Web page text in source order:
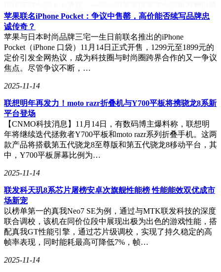
引更多员工。蓝思科技在其官方招聘平台上发布的信息显示，
浏阳园区和榔梨园区的生产一线员工推荐奖励高达每人6000
元。
值得注意的是，今年的市场环境为iPhone 17的定价和销售带来
了不确定性。全球需求放缓以及多变的关税政策等因素，都为
代iPhone将如何交出它的成绩单，成为了业界和消费者共同关
苹果联名iPhone Pocket：争议中售罄，高价能否续写品牌忠
诚传奇？
苹果与日本时尚品牌三宅一生日前联名推出的iPhone
Pocket（iPhone 口袋）11月14日正式开售，1299元至1899元的
定价引发全网热议，成为科技圈与时尚圈跨界合作的又一争议
焦点。尽管争议不断，…
2025-11-14
联想明年再发力！moto razr折叠机与Y700平板将携骁龙8系新
平台登场
【CNMO科技消息】11月14日，有数码博主爆料称，联想明
年将继续迭代拯救者Y700平板和moto razr系列折叠手机。这两
款产品将搭载第五代骁龙8至尊版和第五代骁龙8移动平台，其
中，Y700平板屏幕比例为…
2025-11-14
联发科天玑8系芯片屠榜安卓次旗舰性能榜 性能能效双优成市
场新宠
以榜单第一的真我Neo7 SE为例，通过与MTK联发科技的深度
联合调校，该机在同价位段中展现出极为出色的游戏性能，搭
配真我GT性能引擎，通过芯片级调校，实现了持久稳定的高
帧率表现，同时能耗最高可降低7%，帧…
2025-11-14